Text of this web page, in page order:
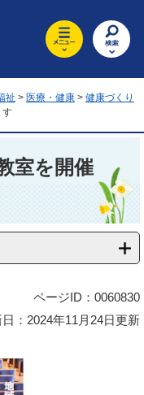
祉 > 医療・健康 > 健康づくり
す
室を開催
ページID：0060830
：2024年11月24日更新